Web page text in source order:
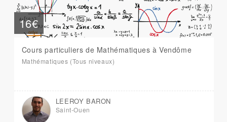
16€
Cours particuliers de Mathématiques à Vendôme
Mathématiques (Tous niveaux)
LEEROY BARON
Saint-Ouen